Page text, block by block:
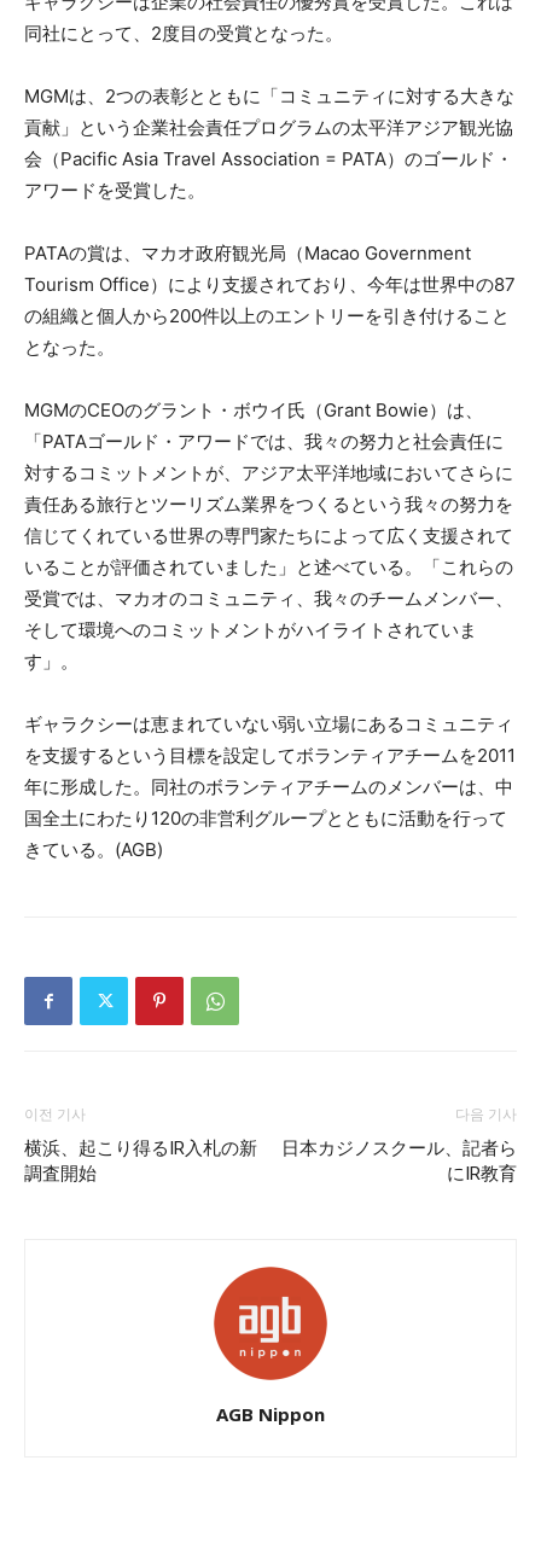
同社にとって、2度目の受賞となった。
MGMは、2つの表彰とともに「コミュニティに対する大きな
貢献」という企業社会責任プログラムの太平洋アジア観光協
会（Pacific Asia Travel Association = PATA）のゴールド・
アワードを受賞した。
PATAの賞は、マカオ政府観光局（Macao Government
Tourism Office）により支援されており、今年は世界中の87
の組織と個人から200件以上のエントリーを引き付けること
となった。
MGMのCEOのグラント・ボウイ氏（Grant Bowie）は、
「PATAゴールド・アワードでは、我々の努力と社会責任に
対するコミットメントが、アジア太平洋地域においてさらに
責任ある旅行とツーリズム業界をつくるという我々の努力を
信じてくれている世界の専門家たちによって広く支援されて
いることが評価されていました」と述べている。「これらの
受賞では、マカオのコミュニティ、我々のチームメンバー、
そして環境へのコミットメントがハイライトされていま
す」。
ギャラクシーは恵まれていない弱い立場にあるコミュニティ
を支援するという目標を設定してボランティアチームを2011
年に形成した。同社のボランティアチームのメンバーは、中
国全土にわたり120の非営利グループとともに活動を行って
きている。(AGB)
이전 기사
横浜、起こり得るIR入札の新
調査開始
다음 기사
日本カジノスクール、記者ら
にIR教育
AGB Nippon